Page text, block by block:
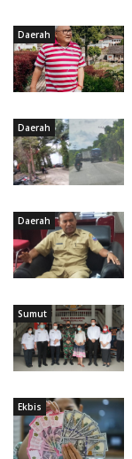
Daerah
Daerah
Daerah
Sumut
Ekbis